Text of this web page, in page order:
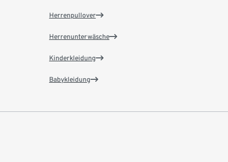
Herrenpullover
Herrenunterwäsche
Kinderkleidung
Babykleidung